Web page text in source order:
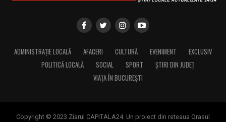
reunește peste 16.000 de femei antreprenor din
Sursa foto:antreprenoare.ro
ADMINISTRAȚIE LOCALĂ AFACERI CULTURĂ EVENIMENT
EXCLUSIV
POLITICĂ LOCALĂ
SOCIAL SPORT
ȘTIRI DIN JUDEȚ
VIAȚA ÎN BUCUREȘTI
Copyright © 2023 Ziarul CAPITALA24. Un proiect din reteaua Orasul